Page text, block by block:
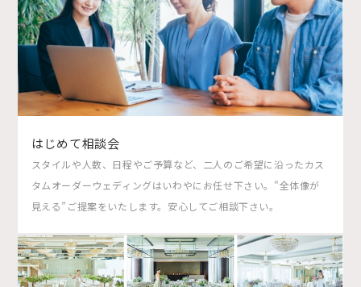
はじめて相談会
スタイルや人数、日程やご予算など、二人のご希望に沿ったカス
タムオーダーウェディングはいわやにお任せ下さい。"全体像が
見える”ご提案をいたします。安心してご相談下さい。